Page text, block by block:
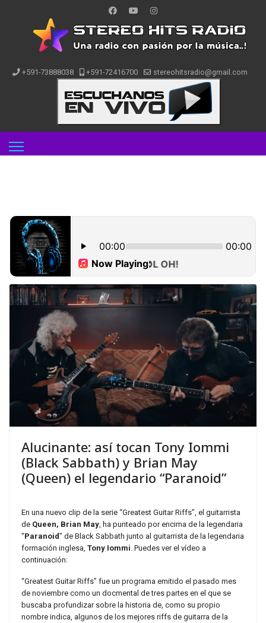
+591-73888038 +591-72416700 stereohitsradio@gmail.com
.
Alucinante: así tocan Tony Iommi
(Black Sabbath) y Brian May
(Queen) el legendario “Paranoid”
En una nuevo clip de la serie “Greatest Guitar Riffs”, el guitarrista
de Queen, Brian May , ha punteado por encima de la legendaria
“Paranoid” de Black Sabbath junto al guitarrista de la legendaria
formación inglesa, Tony Iommi . Puedes ver el vídeo a
continuación:
“Greatest Guitar Riffs” fue un programa emitido el pasado mes
de noviembre como un docmental de tres partes en el que se
buscaba profundizar sobre la historia de, como su propio
nombre indica, algunos de los mejores riffs de guitarra de la